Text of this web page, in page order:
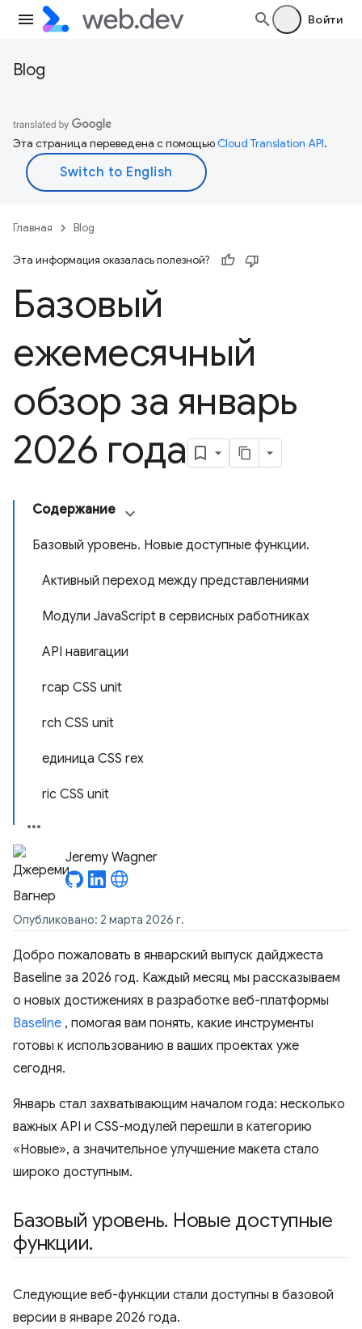
Войти
Blog
Эта страница переведена с помощьюCloud Translation API.
Главная Blog
Эта информация оказалась полезной?
Базовый
ежемесячный
обзор за январь
2026 года
Содержание
Базовый уровень. Новые доступные функции.
Активный переход между представлениями
Модули JavaScript в сервисных работниках
API навигации
rcap CSS unit
rch CSS unit
единица CSS rex
ric CSS unit
Jeremy Wagner
Опубликовано: 2 марта 2026 г.
Добро пожаловать в январский выпуск дайджеста
Baseline за 2026 год. Каждый месяц мы рассказываем
о новых достижениях в разработке веб-платформы
Baseline , помогая вам понять, какие инструменты
готовы к использованию в ваших проектах уже
сегодня.
Январь стал захватывающим началом года: несколько
важных API и CSS-модулей перешли в категорию
«Новые», а значительное улучшение макета стало
широко доступным.
Базовый уровень. Новые доступные
функции.
Следующие веб-функции стали доступны в базовой
версии в январе 2026 года.